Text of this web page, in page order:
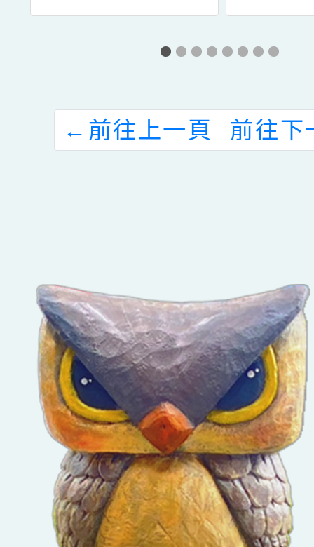
習（SEL）教學
資源推廣及教師
簡稱
請國
度
← 前往上一頁 前往下